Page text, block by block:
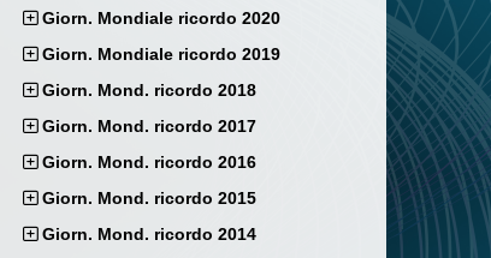
Giorn. Mondiale ricordo 2020
Giorn. Mondiale ricordo 2019
Giorn. Mond. ricordo 2018
Giorn. Mond. ricordo 2017
Giorn. Mond. ricordo 2016
Giorn. Mond. ricordo 2015
Giorn. Mond. ricordo 2014